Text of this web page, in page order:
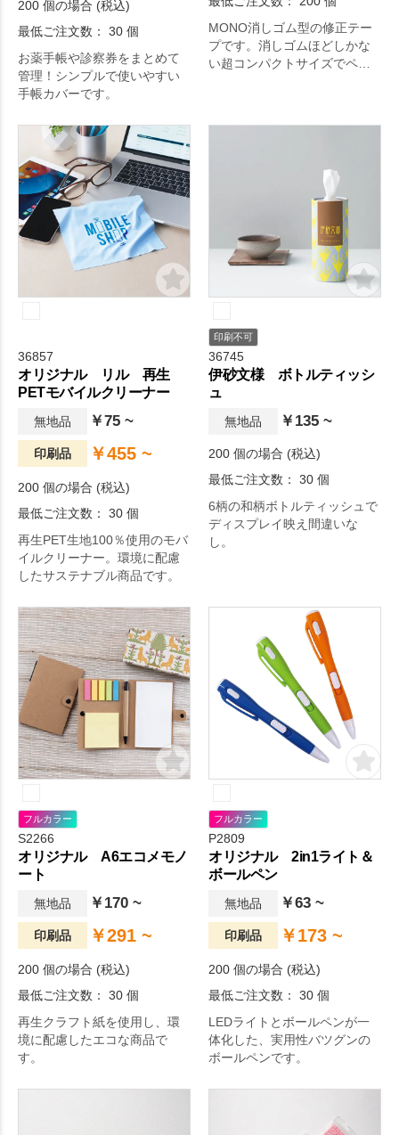
200 個の場合 (税込)
最低ご注文数： 30 個
お薬手帳や診察券をまとめて
管理！シンプルで使いやすい
手帳カバーです。
MONO消しゴム型の修正テー
プです。消しゴムほどしかな
い超コンパクトサイズでペン
36857
オリジナル リル 再生
PETモバイルクリーナー
無地品 ￥75 ~
印刷品 ￥455 ~
200 個の場合 (税込)
最低ご注文数： 30 個
再生PET生地100％使用のモバ
イルクリーナー。環境に配慮
したサステナブル商品です。
印刷不可
36745
伊砂文様 ボトルティッシ
ュ
無地品 ￥135 ~
200 個の場合 (税込)
最低ご注文数： 30 個
6柄の和柄ボトルティッシュで
ディスプレイ映え間違いな
し。
フルカラー
S2266
オリジナル A6エコメモノ
ート
無地品 ￥170 ~
印刷品 ￥291 ~
200 個の場合 (税込)
最低ご注文数： 30 個
再生クラフト紙を使用し、環
境に配慮したエコな商品で
す。
フルカラー
P2809
オリジナル 2in1ライト＆
ボールペン
無地品 ￥63 ~
印刷品 ￥173 ~
200 個の場合 (税込)
最低ご注文数： 30 個
LEDライトとボールペンが一
体化した、実用性バツグンの
ボールペンです。